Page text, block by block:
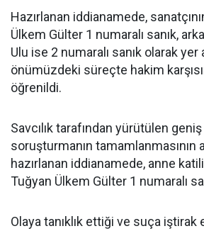
Hazırlanan iddianamede,
Ülkem Gülter 1 numaralı sanık,
Ulu ise 2 numaralı sanık olarak yer
önümüzdeki süreçte hakim
öğrenildi.
Savcılık tarafından yürütülen geniş
soruşturmanın tamamlanmasının
hazırlanan iddianamede, anne
Tuğyan Ülkem Gülter 1 numaralı
Olaya tanıklık ettiği ve suça iştirak